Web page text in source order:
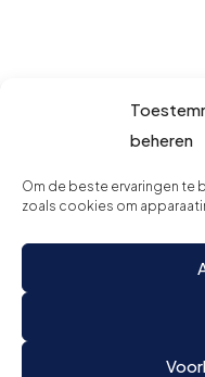
beheren
Om de beste ervaringen te
zoals cookies om